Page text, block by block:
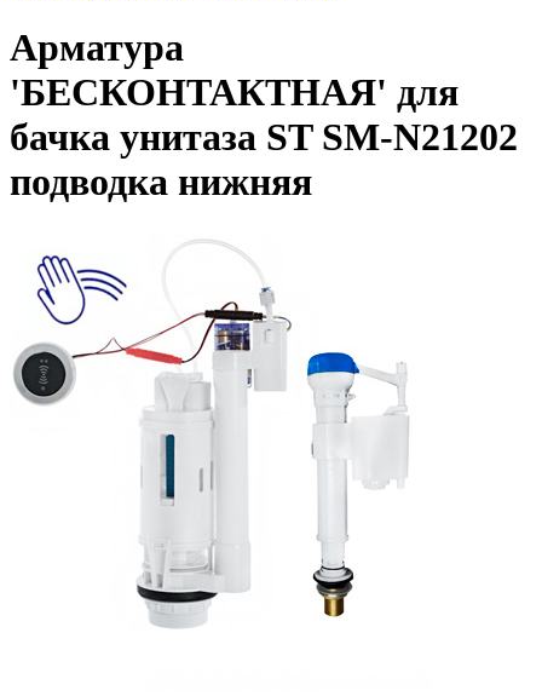
Арматура
'БЕCКОНТАКТНАЯ' для
бачка унитаза ST SM-N21202
подводка нижняя